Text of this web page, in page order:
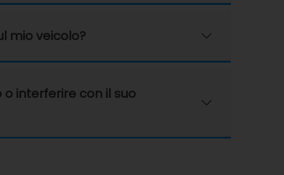
mio veicolo?
interferire con il suo